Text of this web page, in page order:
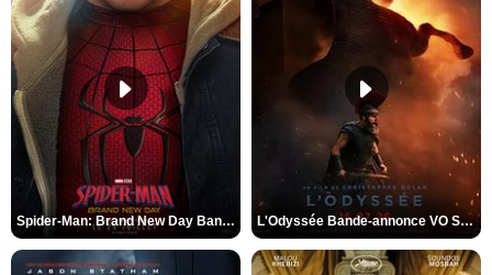
Spider-Man: Brand New Day Bande-annonce VO STFR L'Odyssée Bande-annonce VO STFR